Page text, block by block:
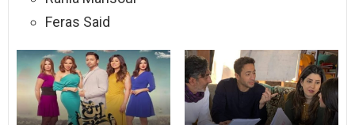
Feras Said